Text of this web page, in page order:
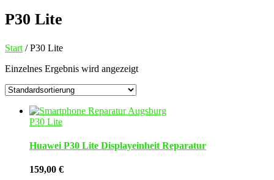
P30 Lite
Start / P30 Lite
Einzelnes Ergebnis wird angezeigt
P30 Lite
Huawei P30 Lite Displayeinheit Reparatur
159,00 €